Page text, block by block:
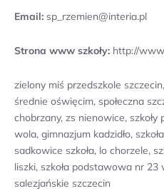
Email: sp_rzemien@interia.pl
Strona www szkoły: http://
zielony miś przedszkole
średnie oświęcim, społeczna
chobrzany, zs nienowice,
wola, gimnazjum kadzidło,
sadkowice szkoła, lo chorzele,
liszki, szkoła podstawowa nr
salezjańskie szczecin